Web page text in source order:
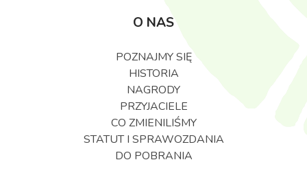
O NAS
POZNAJMY SIĘ
HISTORIA
NAGRODY
PRZYJACIELE
CO ZMIENILIŚMY
STATUT I SPRAWOZDANIA
DO POBRANIA